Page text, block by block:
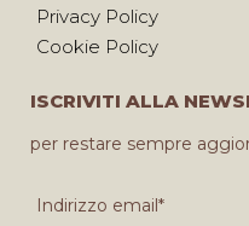
Privacy Policy
Cookie Policy
ISCRIVITI ALLA
per restare sempre
Indirizzo email*